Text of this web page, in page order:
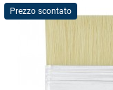
Prezzo scontato